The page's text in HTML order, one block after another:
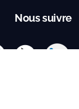
Nous suivre